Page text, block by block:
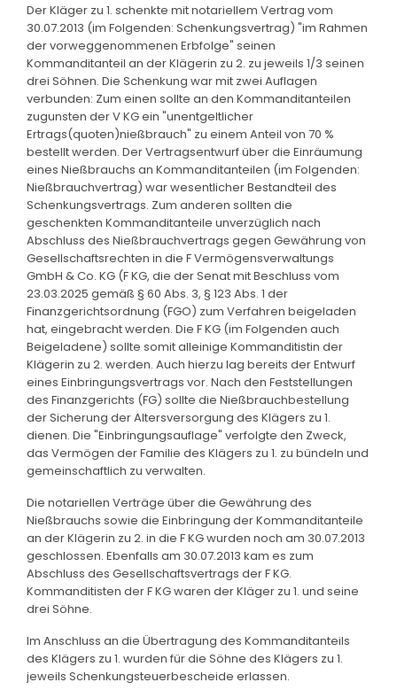
Der Kläger zu 1. schenkte mit notariellem Vertrag vom
30.07.2013 (im Folgenden: Schenkungsvertrag) "im Rahmen
der vorweggenommenen Erbfolge" seinen
Kommanditanteil an der Klägerin zu 2. zu jeweils 1/3 seinen
drei Söhnen. Die Schenkung war mit zwei Auflagen
verbunden: Zum einen sollte an den Kommanditanteilen
zugunsten der V KG ein "unentgeltlicher
Ertrags(quoten)nießbrauch" zu einem Anteil von 70 %
bestellt werden. Der Vertragsentwurf über die Einräumung
eines Nießbrauchs an Kommanditanteilen (im Folgenden:
Nießbrauchvertrag) war wesentlicher Bestandteil des
Schenkungsvertrags. Zum anderen sollten die
geschenkten Kommanditanteile unverzüglich nach
Abschluss des Nießbrauchvertrags gegen Gewährung von
Gesellschaftsrechten in die F Vermögensverwaltungs
GmbH & Co. KG (F KG, die der Senat mit Beschluss vom
23.03.2025 gemäß § 60 Abs. 3, § 123 Abs. 1 der
Finanzgerichtsordnung (FGO) zum Verfahren beigeladen
hat, eingebracht werden. Die F KG (im Folgenden auch
Beigeladene) sollte somit alleinige Kommanditistin der
Klägerin zu 2. werden. Auch hierzu lag bereits der Entwurf
eines Einbringungsvertrags vor. Nach den Feststellungen
des Finanzgerichts (FG) sollte die Nießbrauchbestellung
der Sicherung der Altersversorgung des Klägers zu 1.
dienen. Die "Einbringungsauflage" verfolgte den Zweck,
das Vermögen der Familie des Klägers zu 1. zu bündeln und
gemeinschaftlich zu verwalten.
Die notariellen Verträge über die Gewährung des
Nießbrauchs sowie die Einbringung der Kommanditanteile
an der Klägerin zu 2. in die F KG wurden noch am 30.07.2013
geschlossen. Ebenfalls am 30.07.2013 kam es zum
Abschluss des Gesellschaftsvertrags der F KG.
Kommanditisten der F KG waren der Kläger zu 1. und seine
drei Söhne.
Im Anschluss an die Übertragung des Kommanditanteils
des Klägers zu 1. wurden für die Söhne des Klägers zu 1.
jeweils Schenkungsteuerbescheide erlassen.